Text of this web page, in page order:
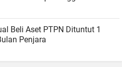
Aset PTPN Dituntut 1
Penjara